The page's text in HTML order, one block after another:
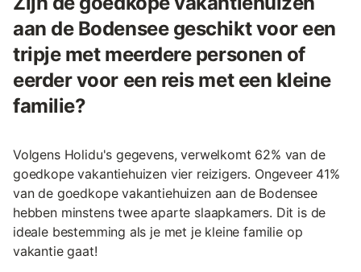
aan de Bodensee geschikt voor een
tripje met meerdere personen of
eerder voor een reis met een kleine
familie?
Volgens Holidu's gegevens, verwelkomt 62% van de
goedkope vakantiehuizen vier reizigers. Ongeveer 41%
van de goedkope vakantiehuizen aan de Bodensee
hebben minstens twee aparte slaapkamers. Dit is de
ideale bestemming als je met je kleine familie op
vakantie gaat!